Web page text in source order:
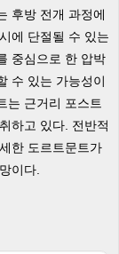
후방 전개 과정에
에 단절될 수 있는
중심으로 한 압박
수 있는 가능성이
는 근거리 포스트
하고 있다. 전반적
한 도르트문트가
이다.